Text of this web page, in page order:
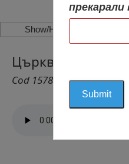
Show/Hide Left Side
Църквата Свети
Cod 1578
прекарали